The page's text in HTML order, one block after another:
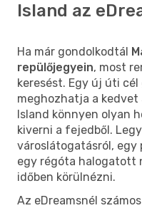
Island az
Ha már gondolkodtál
repülőjegyein, most
keresést. Egy új úti
meghozhatja a kedvet
Island könnyen olyan
kiverni a fejedből.
városlátogatásról,
egy régóta halogatott
időben körülnézni.
Az eDreamsnél